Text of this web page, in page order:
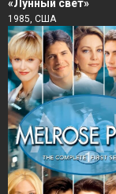
«Лунный свет»
1985, США